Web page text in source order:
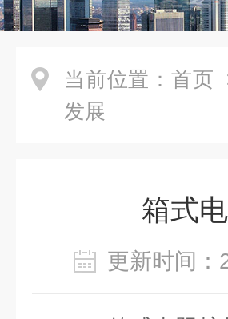
当前位置： 首页
发展
箱式
更新时间